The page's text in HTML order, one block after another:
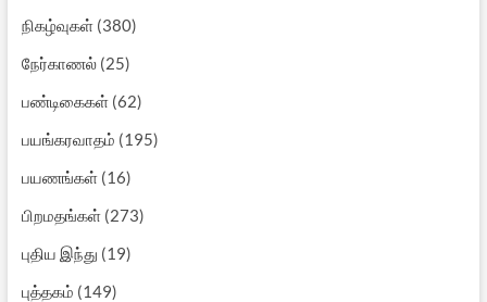
நிகழ்வுகள்(380)
நேர்காணல்(25)
பண்டிகைகள்(62)
பயங்கரவாதம் (195)
பயணங்கள்(16)
பிறமதங்கள்(273)
புதிய இந்து (19)
புத்தகம் (149)